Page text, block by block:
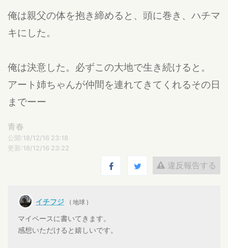
俺は親父の体を抱き締めると、頭に巻き、ハチマ
キにした。
俺は決意した。必ずこの大地で生き続けると。
アート姉ちゃんが仲間を連れてきてくれるその日
までーー
青春
公開:18/12/16 23:18
更新:18/12/16 23:22
違反報告する
イチフジ ( 地球 )
マイペースに書いてきます。
感想いただけると嬉しいです。